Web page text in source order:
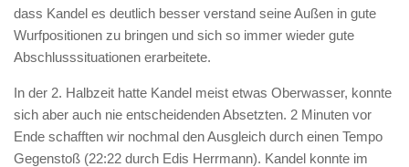
dass Kandel es deutlich besser verstand seine Außen in gute
Wurfpositionen zu bringen und sich so immer wieder gute
Abschlusssituationen erarbeitete.
In der 2. Halbzeit hatte Kandel meist etwas Oberwasser, konnte
sich aber auch nie entscheidenden Absetzten. 2 Minuten vor
Ende schafften wir nochmal den Ausgleich durch einen Tempo
Gegenstoß (22:22 durch Edis Herrmann). Kandel konnte im